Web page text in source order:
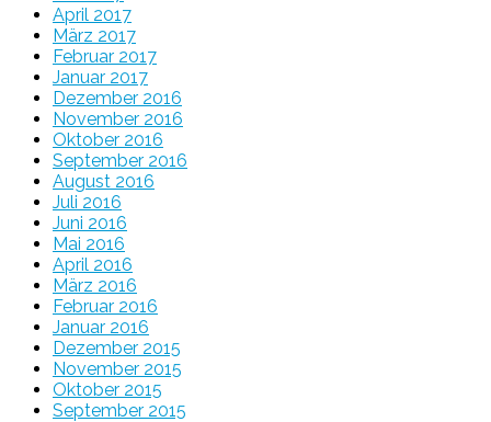
April 2017
März 2017
Februar 2017
Januar 2017
Dezember 2016
November 2016
Oktober 2016
September 2016
August 2016
Juli 2016
Juni 2016
Mai 2016
April 2016
März 2016
Februar 2016
Januar 2016
Dezember 2015
November 2015
Oktober 2015
September 2015